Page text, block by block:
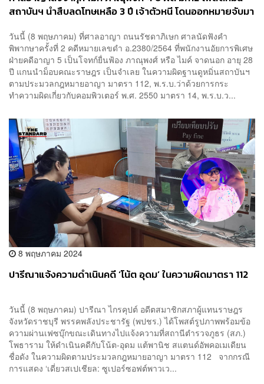
สถาบันฯ นำสืบลดโทษเหลือ 3 ปี เจ้าตัวหนี โดนออกหมายจับมา
วันนี้ (8 พฤษภาคม) ที่ศาลอาญา ถนนรัชดาภิเษก ศาลนัดฟังคำ
พิพากษาครั้งที่ 2 คดีหมายเลขดำ อ.2380/2564 ที่พนักงานอัยการพิเศษ
ฝ่ายคดีอาญา 5 เป็นโจทก์ยื่นฟ้อง ภาณุพงศ์ หรือ ไมค์ จาดนอก อายุ 28
ปี แกนนำม็อบคณะราษฎร เป็นจำเลย ในความผิดฐานดูหมิ่นสถาบันฯ
ตามประมวลกฎหมายอาญา มาตรา 112, พ.ร.บ.ว่าด้วยการกระ
ทำความผิดเกี่ยวกับคอมพิวเตอร์ พ.ศ. 2550 มาตรา 14, พ.ร.บ.ว...
8 พฤษภาคม 2024
ปารีณาแจ้งความดำเนินคดี ‘โน้ต อุดม’ ในความผิดมาตรา 112
วันนี้ (8 พฤษภาคม) ปารีณา ไกรคุปต์ อดีตสมาชิกสภาผู้แทนราษฎร
จังหวัดราชบุรี พรรคพลังประชารัฐ (พปชร.) ได้โพสต์รูปภาพพร้อมข้อ
ความผ่านเฟซบุ๊กขณะเดินทางไปแจ้งความที่สถานีตำรวจภูธร (สภ.)
โพธาราม ให้ดำเนินคดีกับโน้ต-อุดม แต้พานิช สแตนด์อัพคอเมเดียน
ชื่อดัง ในความผิดตามประมวลกฎหมายอาญา มาตรา 112 จากกรณี
การแสดง ‘เดี่ยวสเปเชียล: ซูเปอร์ซอฟต์พาวเว...